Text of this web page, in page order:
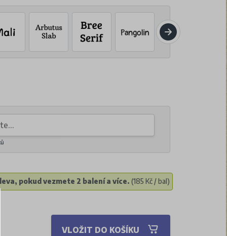
pokud vezmete 2 balení a více. (185 Kč / bal)
VLOŽIT DO KOŠÍKU